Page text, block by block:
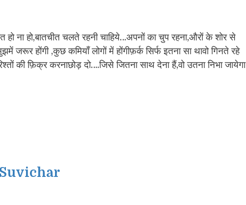
हो,बातचीत चलते रहनी चाहिये…अपनों का चुप रहना,औरों के शोर से
जरूर होंगी ,कुछ कमियाँ लोगों में होंगीफ़र्क सिर्फ इतना सा थावो गिनते रहे
की फ़िक्र करनाछोड़ दो….जिसे जितना साथ देना हैं,वो उतना निभा जायेगा